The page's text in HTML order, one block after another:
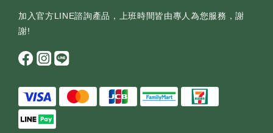
加入官方LINE諮詢產品，上班時間皆由專人為您服務，謝
謝!